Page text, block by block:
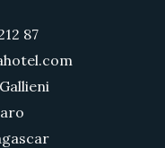
87